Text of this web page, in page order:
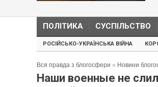
ПОЛІТИКА СУСПІЛЬСТВО
РОСІЙСЬКО-УКРАЇНСЬКА ВІЙНА
Вся правда з блогосфери » Новини
Наши военные не